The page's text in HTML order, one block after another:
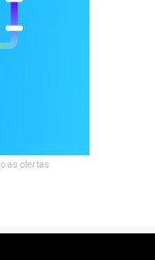
as ofertas